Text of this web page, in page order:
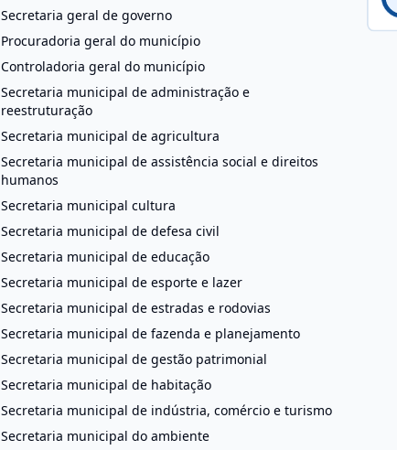
Secretaria geral de governo
Procuradoria geral do município
Controladoria geral do município
Secretaria municipal de administração e
reestruturação
Secretaria municipal de agricultura
Secretaria municipal de assistência social e direitos
humanos
Secretaria municipal cultura
Secretaria municipal de defesa civil
Secretaria municipal de educação
Secretaria municipal de esporte e lazer
Secretaria municipal de estradas e rodovias
Secretaria municipal de fazenda e planejamento
Secretaria municipal de gestão patrimonial
Secretaria municipal de habitação
Secretaria municipal de indústria, comércio e turismo
Secretaria municipal do ambiente